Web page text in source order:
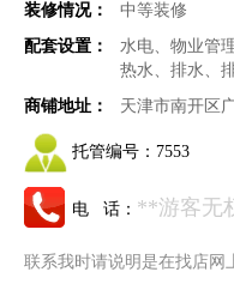
装修情况：
中等装修
配套设置：
水电、物业管
热水、排水、
商铺地址：
天津市南开区
托管编号： 7553
电 话： **游客无
联系我时请说明是在找店网